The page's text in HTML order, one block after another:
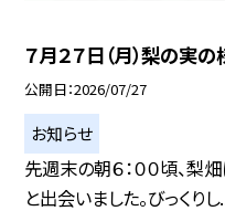
７月２７日（月）梨の実
公開日 2026/07/27
お知らせ
先週末の朝６：００頃、
と出会いました。びっくりし